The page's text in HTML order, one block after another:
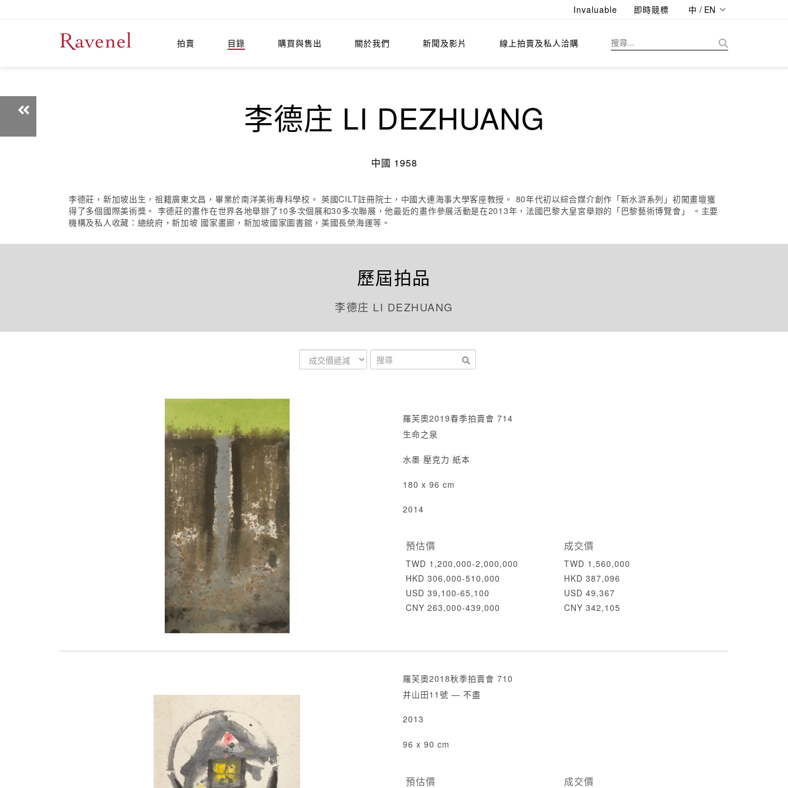
Invaluable 即時競標 中 / EN
拍賣 目錄 購買與售出 關於我們 新聞及影片 線上拍賣及私人洽購
李德庄 LI DEZHUANG
中國 1958
李德莊，新加坡出生，祖籍廣東文昌，畢業於南洋美術專科學校。 英國CILT註冊院士，中國大連海事大學客座教授。 80年代初以綜合媒介創作「新水滸系列」初闖畫壇獲
得了多個國際美術獎。 李德莊的畫作在世界各地舉辦了10多次個展和30多次聯展，他最近的畫作參展活動是在2013年，法國巴黎大皇宮舉辦的「巴黎藝術博覽會」 。主要
機構及私人收藏：總統府，新加坡 國家畫廊，新加坡國家圖書館，美國長榮海運等。
歷屆拍品
李德庄 LI DEZHUANG
羅芙奧2019春季拍賣會 714
生命之泉
水墨 壓克力 紙本
180 x 96 cm
2014
預估價
TWD 1,200,000-2,000,000
HKD 306,000-510,000
USD 39,100-65,100
CNY 263,000-439,000
成交價
TWD 1,560,000
HKD 387,096
USD 49,367
CNY 342,105
羅芙奧2018秋季拍賣會 710
井山田11號 — 不盡
2013
96 x 90 cm
預估價 成交價